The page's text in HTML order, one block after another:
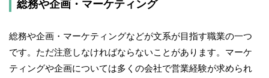
総務や企画・マーケティング
総務や企画・マーケティングなどが文系が目指す職業の一つ
です。ただ注意しなければならないことがあります。マーケ
ティングや企画については多くの会社で営業経験が求められ